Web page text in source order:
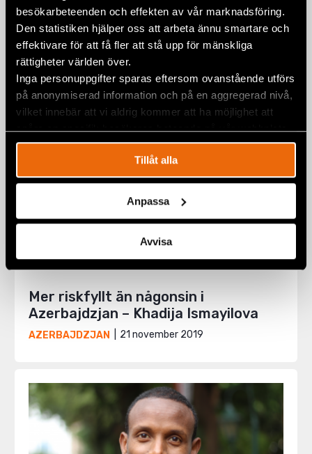
besökarbeteenden och effekten av vår marknadsföring.
Den statistiken hjälper oss att arbeta ännu smartare och
effektivare för att få fler att stå upp för mänskliga
rättigheter världen över.
Inga personuppgifter sparas eftersom ovanstående utförs
på anonymiserad information och på en aggregerad nivå,
vilket innebär att vi aldrig kommer att ha möjlighet att
spåra en specifik besökares beteende på vår webbplats.
Tillåt alla
Anpassa
Avvisa
Under militär kontroll – Esther Htu
San
BURMA 21 november 2019
Mer riskfyllt än någonsin i
Azerbajdzjan – Khadija Ismayilova
AZERBAJDZJAN 21 november 2019